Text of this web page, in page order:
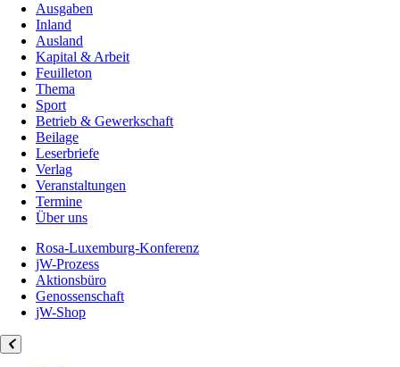
Ausgaben
Inland
Ausland
Kapital & Arbeit
Feuilleton
Thema
Sport
Betrieb & Gewerkschaft
Beilage
Leserbriefe
Verlag
Veranstaltungen
Termine
Über uns
Rosa-Luxemburg-Konferenz
jW-Prozess
Aktionsbüro
Genossenschaft
jW-Shop